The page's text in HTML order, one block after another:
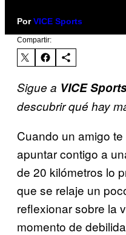
PorVICE Sports
Compartir:
Sigue a VICE
descubrir qué hay
Cuando un amigo
apuntar contigo a
de 20 kilómetros lo
que se relaje un
reflexionar sobre la
momento de